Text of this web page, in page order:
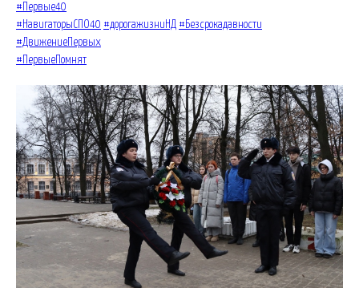
#Первые40
#НавигаторыСПО40 #дорогажизниНД #Безсрокадавности
#ДвижениеПервых
#ПервыеПомнят